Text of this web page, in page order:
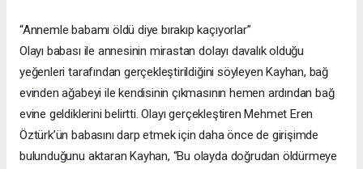
“Annemle babamı öldü diye bırakıp kaçıyorlar”
Olayı babası ile annesinin mirastan dolayı davalık olduğu
yeğenleri tarafından gerçekleştirildiğini söyleyen Kayhan, bağ
evinden ağabeyi ile kendisinin çıkmasının hemen ardından bağ
evine geldiklerini belirtti. Olayı gerçekleştiren Mehmet Eren
Öztürk’ün babasını darp etmek için daha önce de girişimde
bulunduğunu aktaran Kayhan, “Bu olayda doğrudan öldürmeye